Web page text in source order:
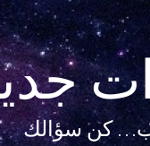
كن سؤالك